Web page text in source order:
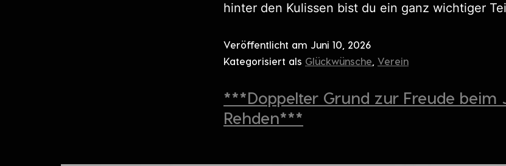
hinter den Kulissen bist du ein ganz wichtiger
Veröffentlicht am Juni 10, 2026
Kategorisiert als Glückwünsche Verein
***Doppelter Grund zur Freude beim
Rehden***